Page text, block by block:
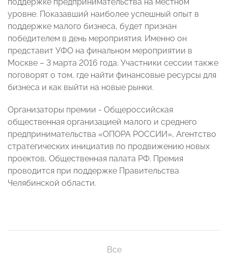
уровне. Показавший наиболее успешный опыт в
поддержке малого бизнеса, будет признан
победителем в день мероприятия. Именно он
представит УФО на финальном мероприятии в
Москве – 3 марта 2016 года. Участники сессии также
поговорят о том, где найти финансовые ресурсы для
бизнеса и как выйти на новые рынки.
Организаторы премии - Общероссийская
общественная организацией малого и среднего
предпринимательства «ОПОРА РОССИИ», Агентство
стратегических инициатив по продвижению новых
проектов, Общественная палата РФ. Премия
проводится при поддержке Правительства
Челябинской области.
Все